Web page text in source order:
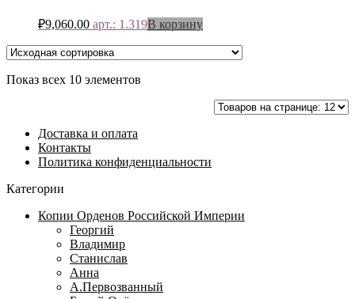
₽9,060.00 арт.: 1.319В корзину
Показ всех 10 элементов
Доставка и оплата
Контакты
Политика конфиденциальности
Категории
Копии Орденов Российской Империи
Георгий
Владимир
Станислав
Анна
А.Первозванный